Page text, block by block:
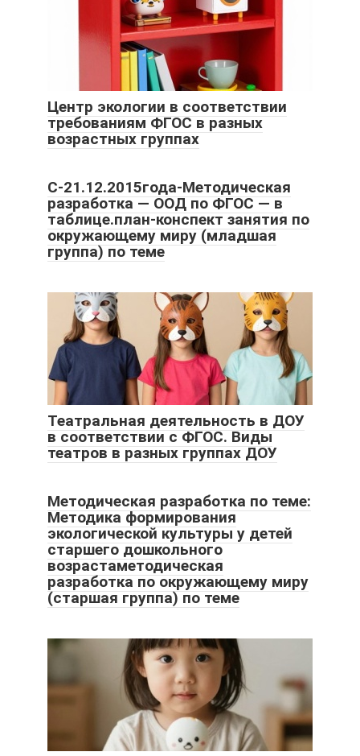
Центр экологии в соответствии
требованиям ФГОС в разных
возрастных группах
С-21.12.2015года-Методическая
разработка — ООД по ФГОС — в
таблице.план-конспект занятия по
окружающему миру (младшая
группа) по теме
Театральная деятельность в ДОУ
в соответствии с ФГОС. Виды
театров в разных группах ДОУ
Методическая разработка по теме:
Методика формирования
экологической культуры у детей
старшего дошкольного
возрастаметодическая
разработка по окружающему миру
(старшая группа) по теме